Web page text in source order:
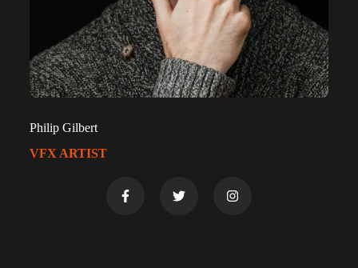
Philip Gilbert
VFX ARTIST